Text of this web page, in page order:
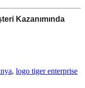
Kazanımında
, logo tiger enterprise